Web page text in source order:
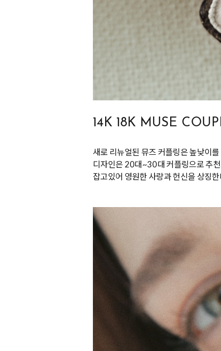
14K 18K MUSE
새로 리뉴얼된 뮤즈 커플링은 높낮이
디자인은 20대~30대 커플링으로 추
잡고있어 영원한 사랑과 헌신을 상징